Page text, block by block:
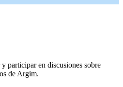
participar en discusiones sobre
de Argim.